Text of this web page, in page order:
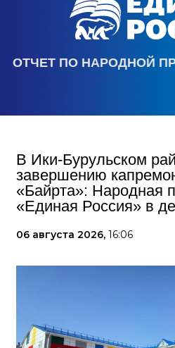
ОТЧЕТ ПО НАРОДНОЙ
В Ики‑Бурульском
завершению
«Байрта»: Народная
«Единая Россия» в
06 августа 2026, 16:06